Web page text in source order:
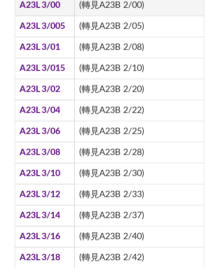
A23L 3/00 (轉見A23B 2/00)
A23L 3/005 (轉見A23B 2/05)
A23L 3/01 (轉見A23B 2/08)
A23L 3/015 (轉見A23B 2/10)
A23L 3/02 (轉見A23B 2/20)
A23L 3/04 (轉見A23B 2/22)
A23L 3/06 (轉見A23B 2/25)
A23L 3/08 (轉見A23B 2/28)
A23L 3/10 (轉見A23B 2/30)
A23L 3/12 (轉見A23B 2/33)
A23L 3/14 (轉見A23B 2/37)
A23L 3/16 (轉見A23B 2/40)
A23L 3/18 (轉見A23B 2/42)